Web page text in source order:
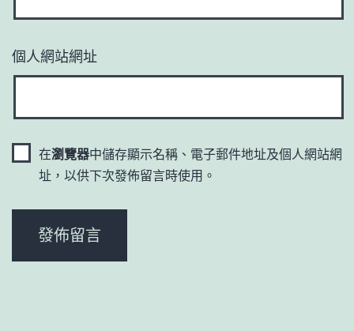
個人網站網址
在瀏覽器中儲存顯示名稱、電子郵件地址及個人網站網
址，以供下次發佈留言時使用。